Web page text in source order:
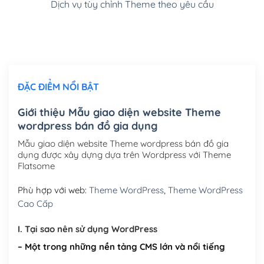
Cài đặt SMTP Mail cho site Wordpress(+100,000₫)
Mua thêm Host + Tên miền
Tên miền quốc tế .com .net .org (1 năm)
Tên miền Việt Nam .vn (1 năm)
Hosting 2GB SSD (1 năm) (+450,000₫)
Hosting 5GB SSD (1 năm)
Dịch vụ tùy chỉnh Theme theo yêu cầu
ĐẶC ĐIỂM NỔI BẬT
Giới thiệu Mẫu giao diện website Theme
wordpress bán đồ gia dụng
Mẫu giao diện website Theme wordpress bán đồ gia
dụng được xây dựng dựa trên Wordpress với Theme
Flatsome
Phù hợp với web: Theme WordPress, Theme WordPress
Cao Cấp
I. Tại sao nên sử dụng WordPress
– Một trong những nền tảng CMS lớn và nổi tiếng